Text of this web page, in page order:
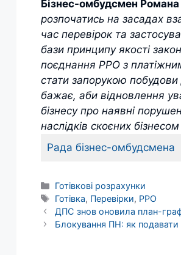
Бізнес-омбудсмен
розпочатись на засадах
час перевірок та
бази принципу якості
поєднання РРО з
стати запорукою
бажає, аби відновлення
бізнесу про наявні
наслідків скоєних
Рада бізнес-омбудсмена
Категорії
Готівкові розрахунки
Позначки
Готівка, Перевірки, РРО
ДПС знов оновила план-
Блокування ПН: як подавати